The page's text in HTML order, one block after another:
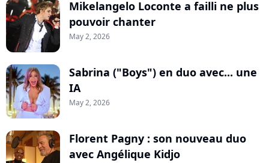
Mikelangelo Loconte a failli ne plus
pouvoir chanter
May 2, 2026
Sabrina ("Boys") en duo avec... une
IA
May 2, 2026
Florent Pagny : son nouveau duo
avec Angélique Kidjo